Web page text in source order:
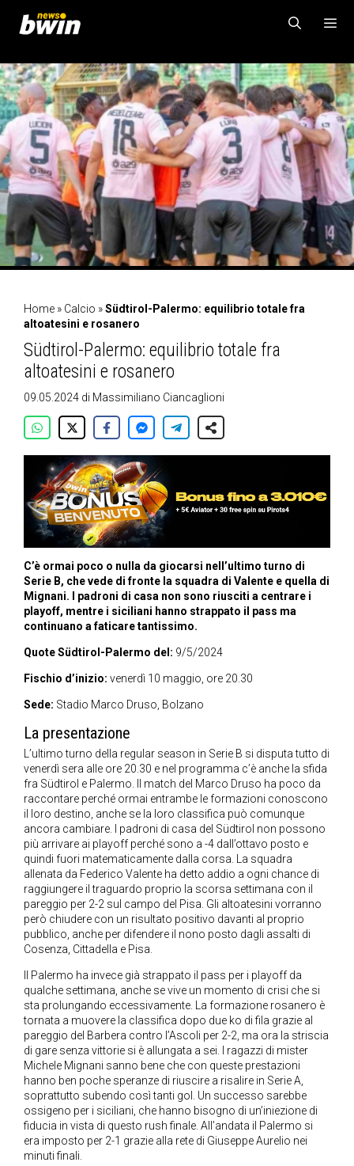
contenuto
MENU
Home » Calcio »Südtirol-Palermo: equilibrio totale fra
altoatesini e rosanero
Südtirol-Palermo: equilibrio totale fra
altoatesini e rosanero
09.05.2024 di Massimiliano Ciancaglioni
C’è ormai poco o nulla da giocarsi nell’ultimo turno di
Serie B, che vede di fronte la squadra di Valente e quella di
Mignani. I padroni di casa non sono riusciti a centrare i
playoff, mentre i siciliani hanno strappato il pass ma
continuano a faticare tantissimo.
Quote Südtirol-Palermo del: 9/5/2024
Fischio d’inizio: venerdì 10 maggio, ore 20.30
Sede: Stadio Marco Druso, Bolzano
La presentazione
L’ultimo turno della regular season in Serie B si disputa tutto di
venerdì sera alle ore 20.30 e nel programma c’è anche la sfida
fra Südtirol e Palermo. Il match del Marco Druso ha poco da
raccontare perché ormai entrambe le formazioni conoscono
il loro destino, anche se la loro classifica può comunque
ancora cambiare. I padroni di casa del Südtirol non possono
più arrivare ai playoff perché sono a -4 dall’ottavo posto e
quindi fuori matematicamente dalla corsa. La squadra
allenata da Federico Valente ha detto addio a ogni chance di
raggiungere il traguardo proprio la scorsa settimana con il
pareggio per 2-2 sul campo del Pisa. Gli altoatesini vorranno
però chiudere con un risultato positivo davanti al proprio
pubblico, anche per difendere il nono posto dagli assalti di
Cosenza, Cittadella e Pisa.
Il Palermo ha invece già strappato il pass per i playoff da
qualche settimana, anche se vive un momento di crisi che si
sta prolungando eccessivamente. La formazione rosanero è
tornata a muovere la classifica dopo due ko di fila grazie al
pareggio del Barbera contro l’Ascoli per 2-2, ma ora la striscia
di gare senza vittorie si è allungata a sei. I ragazzi di mister
Michele Mignani sanno bene che con queste prestazioni
hanno ben poche speranze di riuscire a risalire in Serie A,
soprattutto subendo così tanti gol. Un successo sarebbe
ossigeno per i siciliani, che hanno bisogno di un’iniezione di
fiducia in vista di questo rush finale. All’andata il Palermo si
era imposto per 2-1 grazie alla rete di Giuseppe Aurelio nei
minuti finali.